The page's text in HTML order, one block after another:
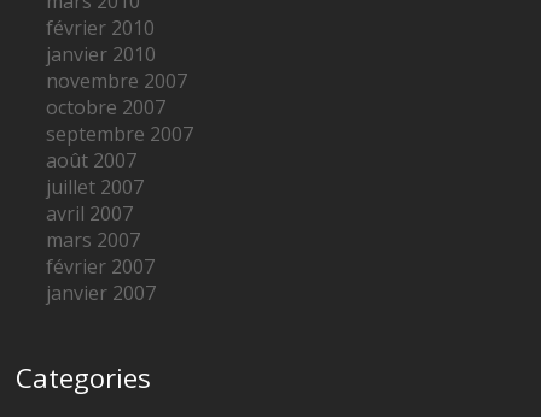
février 2010
janvier 2010
novembre 2007
octobre 2007
septembre 2007
août 2007
juillet 2007
avril 2007
mars 2007
février 2007
janvier 2007
Categories